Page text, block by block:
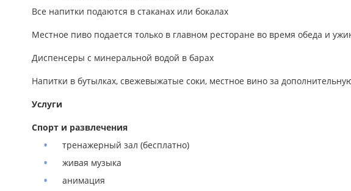
Все напитки подаются в стаканах или бокалах
Местное пиво подается только в главном ресторане во время обеда и
Диспенсеры с минеральной водой в барах
Напитки в бутылках, свежевыжатые соки, местное вино за
Услуги
Спорт и развлечения
тренажерный зал (бесплатно)
живая музыка
анимация